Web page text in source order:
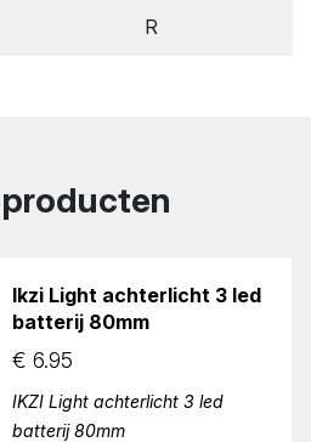
R
Ikzi Light achterlicht 3 led
batterij 80mm
€ 6.95
IKZI Light achterlicht 3 led
batterij 80mm